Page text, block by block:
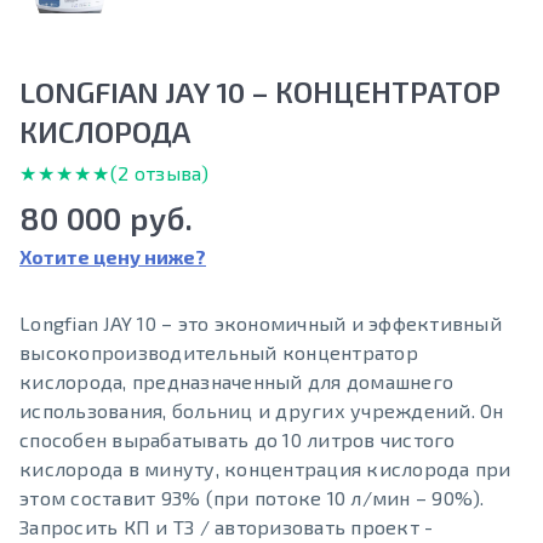
LONGFIAN JAY 10 – КОНЦЕНТРАТОР
КИСЛОРОДА
★★★★★
★★★★★(2 отзыва)
80 000 руб.
Хотите цену ниже?
Longfian JAY 10 – это экономичный и эффективный
высокопроизводительный концентратор
кислорода, предназначенный для домашнего
использования, больниц и других учреждений. Он
способен вырабатывать до 10 литров чистого
кислорода в минуту, концентрация кислорода при
этом составит 93% (при потоке 10 л/мин – 90%).
Запросить КП и ТЗ / авторизовать проект -